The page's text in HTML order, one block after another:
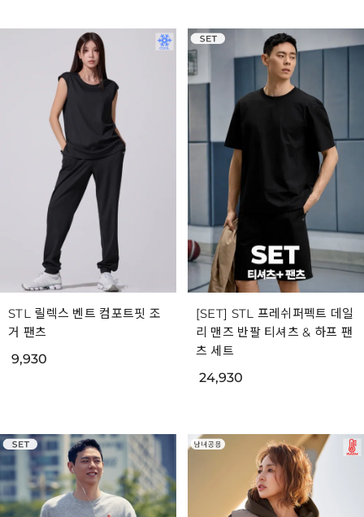
STL 릴렉스 벤트 컴포트핏 조
거 팬츠
9,930
[SET] STL 프레쉬퍼펙트 데일
리 맨즈 반팔 티셔츠 & 하프 팬
츠 세트
24,930